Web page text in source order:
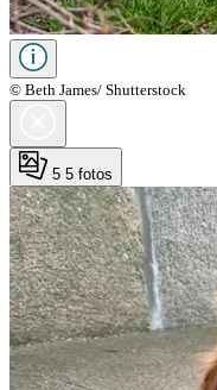
© Beth James/ Shutterstock
5 5 fotos